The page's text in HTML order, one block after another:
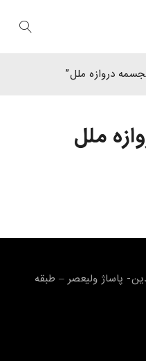
ملل
دروازه ملل”
امام- خیابان 12 فروردین- پاساژ ولیعصر – طبقه